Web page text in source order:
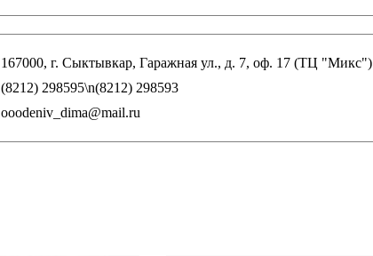
167000, г. Сыктывкар, Гаражная ул., д. 7, оф. 17 (ТЦ "Микс")
(8212) 298595\n(8212) 298593
ooodeniv_dima@mail.ru